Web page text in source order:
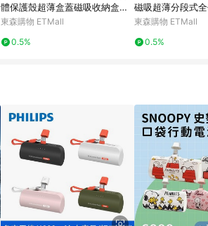
體保護殼超薄盒蓋磁吸收納盒防
摔
東森購物 ETMall
0.5%
磁吸超薄分段式全
盒
東森購物 ETMall
0.5%